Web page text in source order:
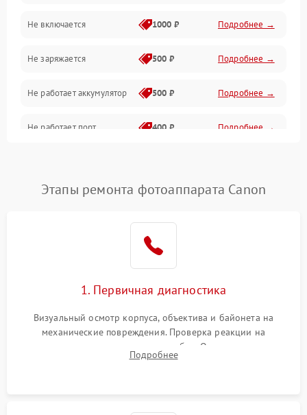
Проблемы с картами памяти
Объективы
Программные сбои
Коммуникации и интерфейсы
Не включается 1000 ₽ Подробнее →
Не заряжается 500 ₽ Подробнее →
Не работает аккумулятор 500 ₽ Подробнее →
Не работает порт 400 ₽ Подробнее →
Этапы ремонта фотоаппарата Canon
1. Первичная диагностика
Визуальный осмотр корпуса, объектива и байонета на
механические повреждения. Проверка реакции на
включение, считывание кодов ошибок. Оценка состояния
матрицы и затвора, проверка работы автофокуса и вспышки.
Подробнее